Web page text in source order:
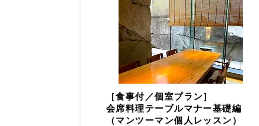
［食事付／個室プラン］
会席料理テーブルマナー基礎編
（マンツーマン個人レッスン）